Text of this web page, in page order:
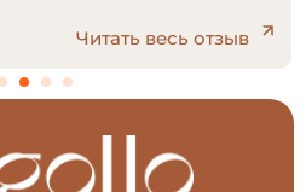
Читать весь отзыв